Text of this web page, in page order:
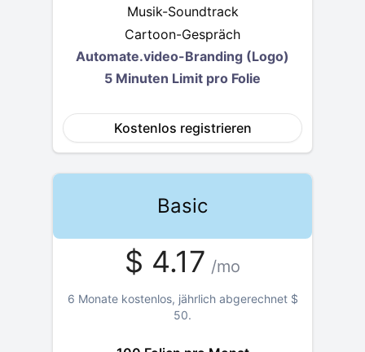
Musik-Soundtrack
Cartoon-Gespräch
Automate.video-Branding (Logo)
5 Minuten Limit pro Folie
Kostenlos registrieren
Basic
$ 4.17 /mo
6 Monate kostenlos, jährlich abgerechnet $
50.